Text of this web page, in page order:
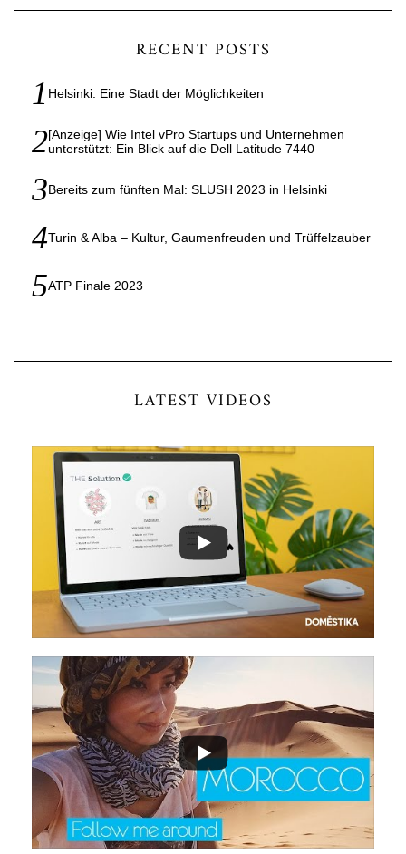
RECENT POSTS
Helsinki: Eine Stadt der Möglichkeiten
[Anzeige] Wie Intel vPro Startups und Unternehmen
unterstützt: Ein Blick auf die Dell Latitude 7440
Bereits zum fünften Mal: SLUSH 2023 in Helsinki
Turin & Alba – Kultur, Gaumenfreuden und Trüffelzauber
ATP Finale 2023
LATEST VIDEOS